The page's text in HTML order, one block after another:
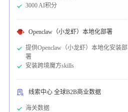
3000 AI积分
Openclaw（小龙虾）本地化部署
提供Openclaw（小龙虾）本地化安装部
署
安装跨境魔方skills
线索中心 全球B2B商业数据
海关数据